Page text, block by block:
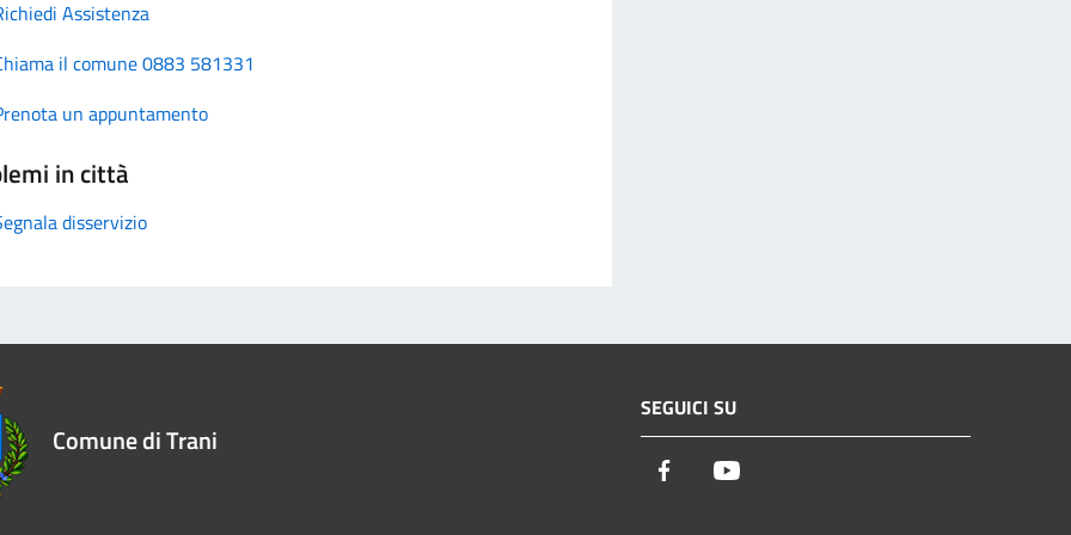
Assistenza
il comune 0883 581331
un appuntamento
in città
disservizio
Comune di Trani
SEGUICI SU
Facebook